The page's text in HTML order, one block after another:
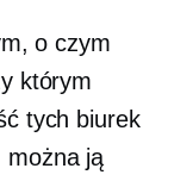
o czym
którym
tych biurek
można ją